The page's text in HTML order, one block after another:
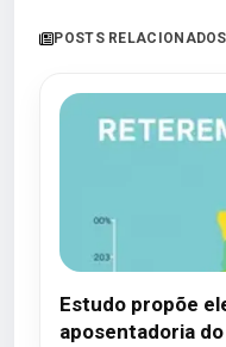
POSTS RELACIONADOS
Estudo propõe
aposentadoria